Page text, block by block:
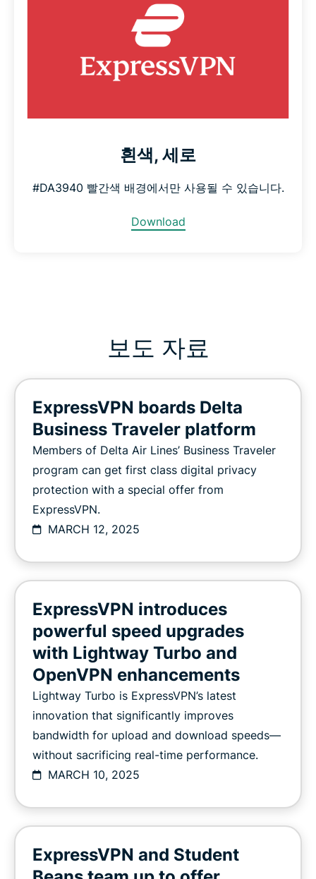
흰색, 세로
#DA3940 빨간색 배경에서만 사용될 수 있습니다.
Download
보도 자료
ExpressVPN boards Delta
Business Traveler platform
Members of Delta Air Lines’ Business Traveler
program can get first class digital privacy
protection with a special offer from
ExpressVPN.
MARCH 12, 2025
ExpressVPN introduces
powerful speed upgrades
with Lightway Turbo and
OpenVPN enhancements
Lightway Turbo is ExpressVPN’s latest
innovation that significantly improves
bandwidth for upload and download speeds—
without sacrificing real-time performance.
MARCH 10, 2025
ExpressVPN and Student